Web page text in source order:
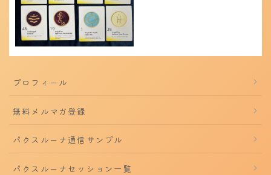
プロフィール
無料メルマガ登録
パクスルーナ通信サンプル
パクスルーナセッション一覧